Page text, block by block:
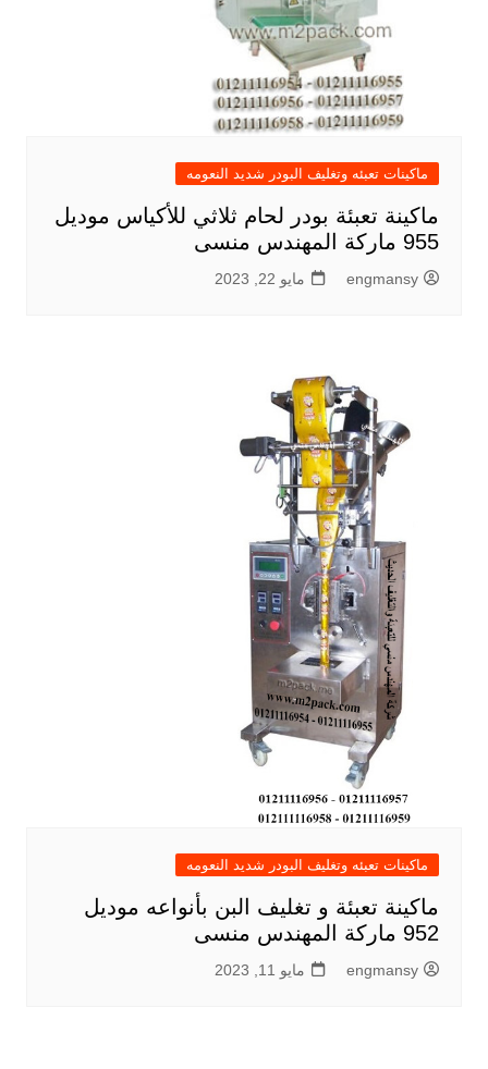
ماكينات تعبئه وتغليف البودر شديد النعومه
ماكينة تعبئة بودر لحام ثلاثي للأكياس موديل
955 ماركة المهندس منسى
engmansy مايو 22, 2023
ماكينات تعبئه وتغليف البودر شديد النعومه
ماكينة تعبئة و تغليف البن بأنواعه موديل
952 ماركة المهندس منسى
engmansy مايو 11, 2023